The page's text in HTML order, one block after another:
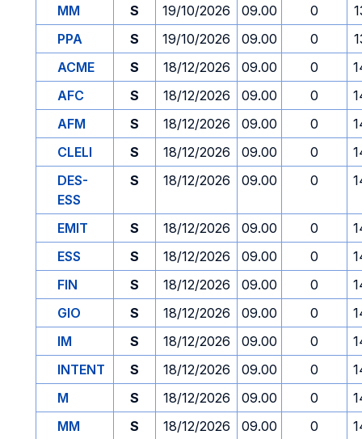
MM
S 19/10/2026 09.00 0
PPA
S 19/10/2026 09.00 0
ACME
S 18/12/2026 09.00 0
AFC
S 18/12/2026 09.00 0
AFM
S 18/12/2026 09.00 0
CLELI
S 18/12/2026 09.00 0
DES-
ESS
S 18/12/2026 09.00 0
EMIT S 18/12/2026 09.00 0
ESS
S 18/12/2026 09.00 0
FIN
S 18/12/2026 09.00 0
GIO
S 18/12/2026 09.00 0
IM
S 18/12/2026 09.00 0
INTENT
S 18/12/2026 09.00 0
M
S 18/12/2026 09.00 0
MM
S 18/12/2026 09.00 0